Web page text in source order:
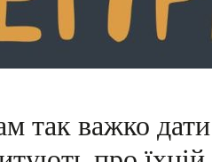
так важко дати